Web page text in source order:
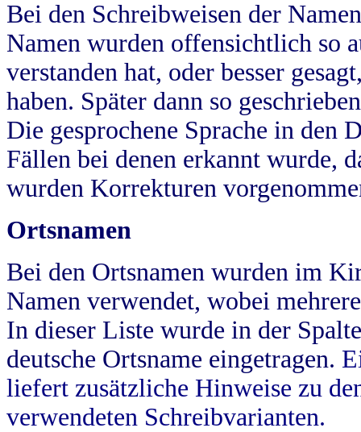
Bei den Schreibweisen der
Namen wurden offensichtlich so
verstanden hat, oder besser
haben. Später dann so
Die gesprochene Sprache in
Fällen bei denen erkannt wurde,
wurden Korrekturen
Ortsnamen
Bei den Ortsnamen wurden im
Namen verwendet, wobei
In dieser Liste wurde in der
deutsche Ortsname eingetragen.
liefert zusätzliche Hinweise zu
verwendeten Schreibvarianten.